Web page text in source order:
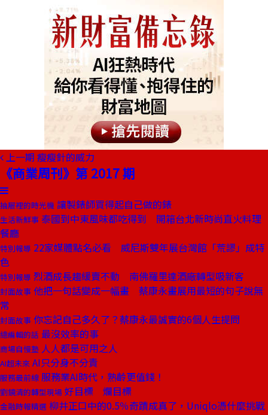
上一期 瘦瘦針的威力
《商業周刊》第 2017 期
抽屜裡的時光機 讓製錶師買得起自己做的錶
生活新鮮事 泰國到中東風味都吃得到 開箱台北新時尚直火料理
餐廳
特別報導 22家媒體點名必看 威尼斯雙年展台灣館「荒謬」成特
色
特別報導 烈酒成長趨緩賣不動 南佛羅里達酒廠轉型吸新客
封面故事 他把一句話變成一幅畫 蔡康永畫展用最短的句子說無
常
封面故事 你忘記自己多久了？蔡康永最誠實的6個人生提問
總編輯的話 最沒效率的事
商場自慢塾 人人都是可用之人
AI超未來 AI只分身不分責
服務最前線 服務業AI時代，熟齡更值錢！
劉鏡清的轉型現場 好目標 爛目標
金融時報精選 柳井正口中的0.5％奇蹟成真了，Uniqlo憑什麼挑戰